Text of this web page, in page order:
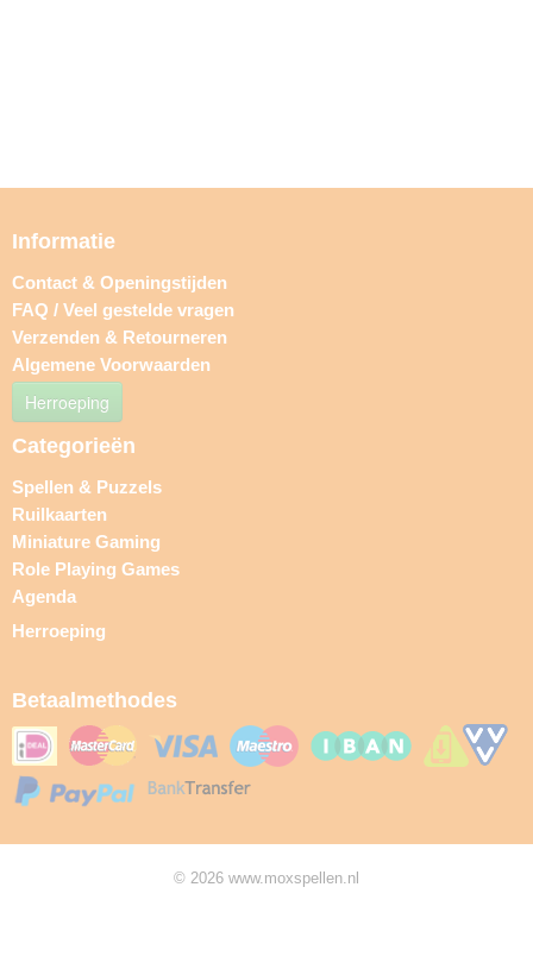
Informatie
Contact & Openingstijden
FAQ / Veel gestelde vragen
Verzenden & Retourneren
Algemene Voorwaarden
Herroeping
Categorieën
Spellen & Puzzels
Ruilkaarten
Miniature Gaming
Role Playing Games
Agenda
Herroeping
Betaalmethodes
© 2026 www.moxspellen.nl